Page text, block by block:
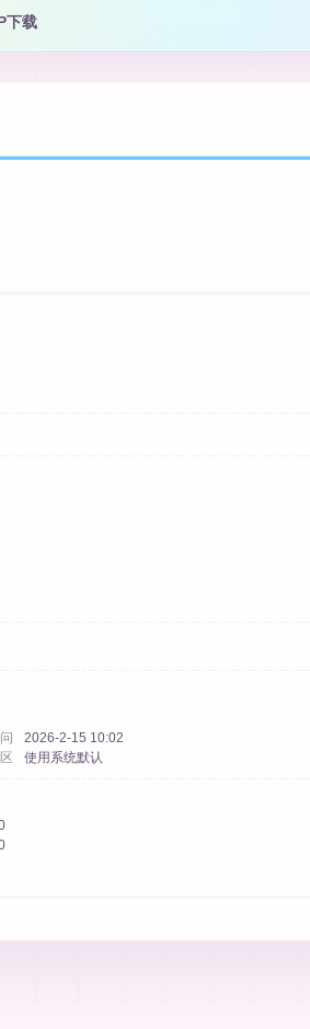
下载
2026-2-15 10:02
使用系统默认